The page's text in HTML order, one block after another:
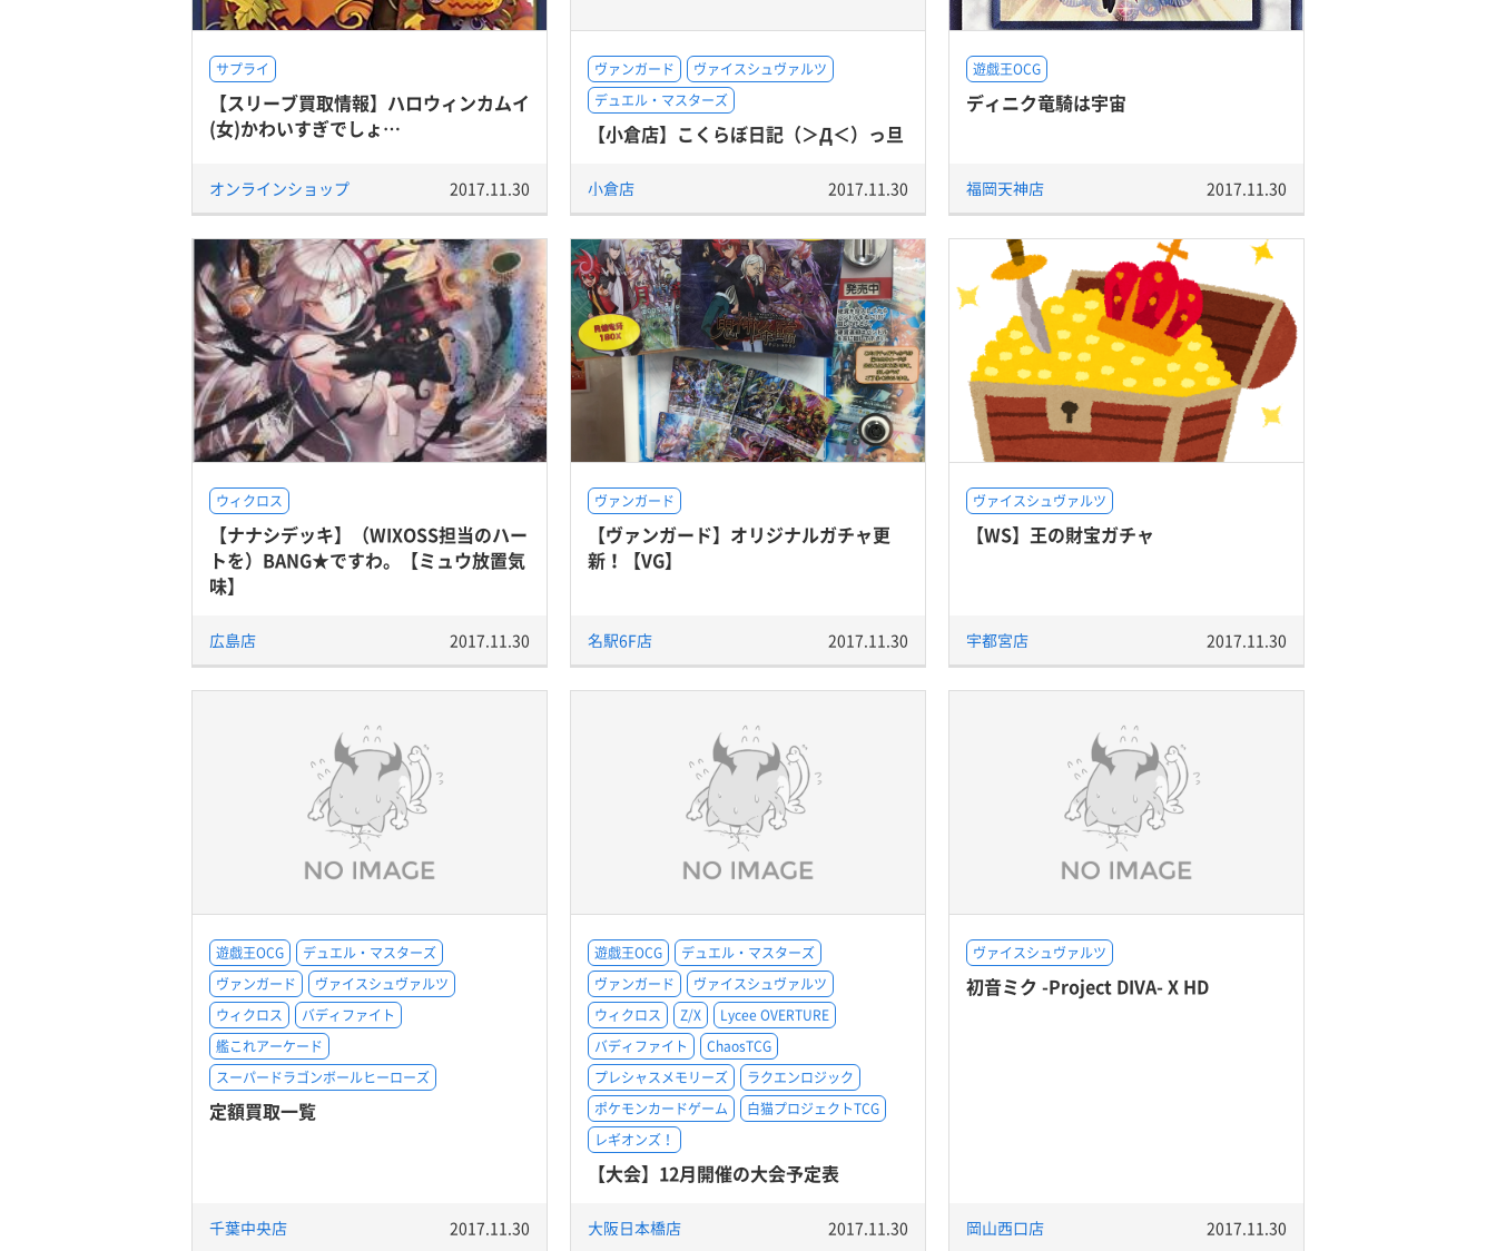
サプライ
【スリーブ買取情報】ハロウィンカムイ
(女)かわいすぎでしょ…
オンラインショップ 2017.11.30
ヴァンガード
ヴァイスシュヴァルツ
デュエル・マスターズ
【小倉店】こくらぼ日記（＞Д＜）っ旦
小倉店 2017.11.30
遊戯王OCG
ディニク竜騎は宇宙
福岡天神店 2017.11.30
ウィクロス
【ナナシデッキ】（WIXOSS担当のハー
トを）BANG★ですわ。【ミュウ放置気
味】
広島店 2017.11.30
ヴァンガード
【ヴァンガード】オリジナルガチャ更
新！【VG】
名駅6F店 2017.11.30
ヴァイスシュヴァルツ
【WS】王の財宝ガチャ
宇都宮店 2017.11.30
遊戯王OCG
デュエル・マスターズ
ヴァンガード
ヴァイスシュヴァルツ
ウィクロス
バディファイト
艦これアーケード
スーパードラゴンボールヒーローズ
定額買取一覧
千葉中央店 2017.11.30
遊戯王OCG
デュエル・マスターズ
ヴァンガード
ヴァイスシュヴァルツ
ウィクロス
Z/X
Lycee OVERTURE
バディファイト
ChaosTCG
プレシャスメモリーズ
ラクエンロジック
ポケモンカードゲーム
白猫プロジェクトTCG
レギオンズ！
【大会】12月開催の大会予定表
大阪日本橋店 2017.11.30
ヴァイスシュヴァルツ
初音ミク -Project DIVA- X HD
岡山西口店 2017.11.30